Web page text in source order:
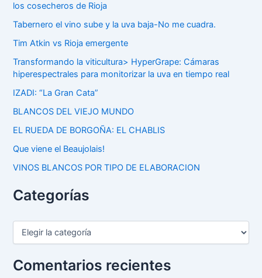
los cosecheros de Rioja
Tabernero el vino sube y la uva baja-No me cuadra.
Tim Atkin vs Rioja emergente
Transformando la viticultura> HyperGrape: Cámaras
hiperespectrales para monitorizar la uva en tiempo real
IZADI: “La Gran Cata”
BLANCOS DEL VIEJO MUNDO
EL RUEDA DE BORGOÑA: EL CHABLIS
Que viene el Beaujolais!
VINOS BLANCOS POR TIPO DE ELABORACION
Categorías
C
e
g
Comentarios recientes